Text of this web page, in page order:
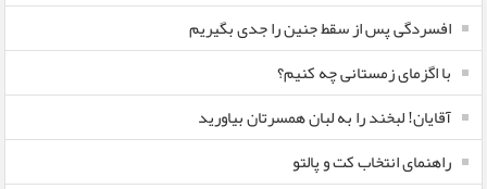
افسردگی پس از سقط جنین را جدی بگیریم
با اگزمای زمستانی چه کنیم؟
آقایان! لبخند را به لبان همسرتان بیاورید
راهنمای انتخاب کت و پالتو